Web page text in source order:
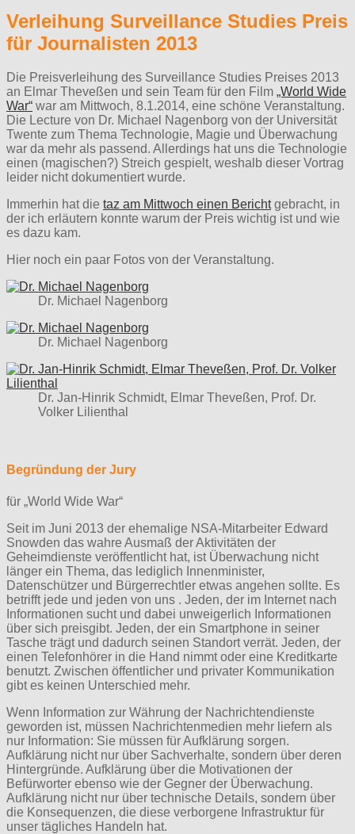
Verleihung Surveillance Studies Preis
für Journalisten 2013
Die Preisverleihung des Surveillance Studies Preises 2013
an Elmar Theveßen und sein Team für den Film „World Wide
War“ war am Mittwoch, 8.1.2014, eine schöne Veranstaltung.
Die Lecture von Dr. Michael Nagenborg von der Universität
Twente zum Thema Technologie, Magie und Überwachung
war da mehr als passend. Allerdings hat uns die Technologie
einen (magischen?) Streich gespielt, weshalb dieser Vortrag
leider nicht dokumentiert wurde.
Immerhin hat die taz am Mittwoch einen Berichtgebracht, in
der ich erläutern konnte warum der Preis wichtig ist und wie
es dazu kam.
Hier noch ein paar Fotos von der Veranstaltung.
Dr. Michael Nagenborg
Dr. Michael Nagenborg
Dr. Jan-Hinrik Schmidt, Elmar Theveßen, Prof. Dr.
Volker Lilienthal
Begründung der Jury
für „World Wide War“
Seit im Juni 2013 der ehemalige NSA-Mitarbeiter Edward
Snowden das wahre Ausmaß der Aktivitäten der
Geheimdienste veröffentlicht hat, ist Überwachung nicht
länger ein Thema, das lediglich Innenminister,
Datenschützer und Bürgerrechtler etwas angehen sollte. Es
betrifft jede und jeden von uns . Jeden, der im Internet nach
Informationen sucht und dabei unweigerlich Informationen
über sich preisgibt. Jeden, der ein Smartphone in seiner
Tasche trägt und dadurch seinen Standort verrät. Jeden, der
einen Telefonhörer in die Hand nimmt oder eine Kreditkarte
benutzt. Zwischen öffentlicher und privater Kommunikation
gibt es keinen Unterschied mehr.
Wenn Information zur Währung der Nachrichtendienste
geworden ist, müssen Nachrichtenmedien mehr liefern als
nur Information: Sie müssen für Aufklärung sorgen.
Aufklärung nicht nur über Sachverhalte, sondern über deren
Hintergründe. Aufklärung über die Motivationen der
Befürworter ebenso wie der Gegner der Überwachung.
Aufklärung nicht nur über technische Details, sondern über
die Konsequenzen, die diese verborgene Infrastruktur für
unser tägliches Handeln hat.